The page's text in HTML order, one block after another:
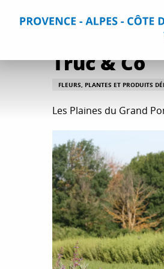
Accueil Que faire ? Vin et
Truc & Co
FLEURS, PLANTES ET PRODUITS
Les Plaines du Grand